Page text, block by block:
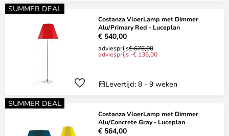
SUMMER DEAL
Costanza VloerLamp met Dimmer
Alu/Primary Red - Luceplan
€ 540,00
adviesprijs€ 676,00
adviesprijs -€ 136,00
Levertijd: 8 - 9 weken
SUMMER DEAL
Costanza VloerLamp met Dimmer
Alu/Concrete Gray - Luceplan
€ 564,00